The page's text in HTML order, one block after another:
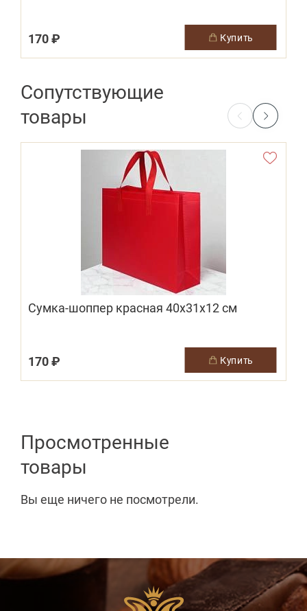
170 ₽ купить
Сопутствующие
товары
Сумка-шоппер красная 40х31х12 см
170 ₽ купить
Просмотренные
товары
Вы еще ничего не посмотрели.